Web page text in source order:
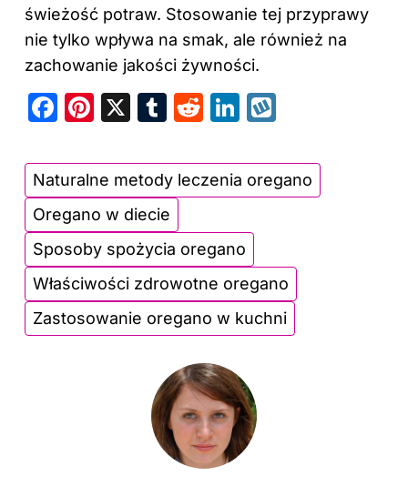
świeżość potraw. Stosowanie tej przyprawy
nie tylko wpływa na smak, ale również na
zachowanie jakości żywności.
F
c
e
b
o
o
k
Pi
er
e
st
X
T
m
bl
r
R
d
di
t
Li
k
e
dI
n
k
o
Naturalne metody leczenia oregano
Oregano w diecie
Sposoby spożycia oregano
Właściwości zdrowotne oregano
Zastosowanie oregano w kuchni